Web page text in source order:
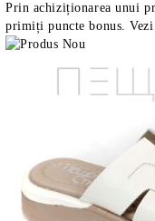
Prin achiziționarea unui
primiți puncte bonus.